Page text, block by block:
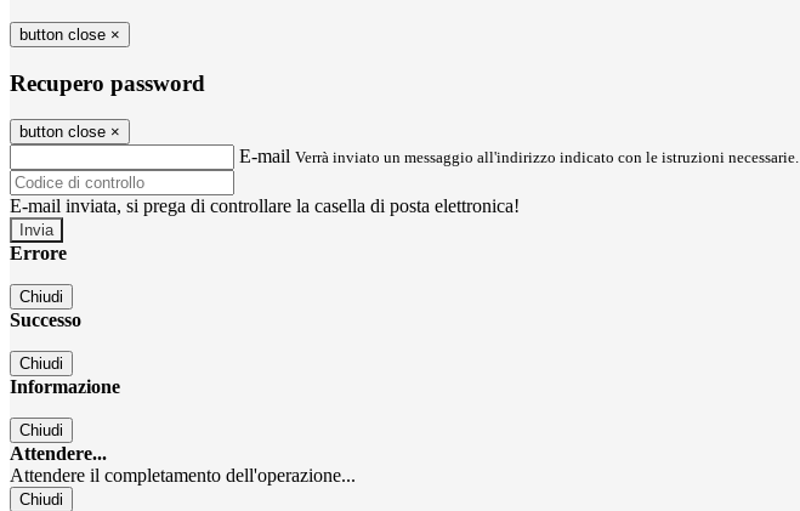
button close ×
Recupero password
button close ×
E-mail Verrà inviato un messaggio all'indirizzo indicato con le istruzioni necessarie.
E-mail inviata, si prega di controllare la casella di posta elettronica!
Errore
Chiudi
Successo
Chiudi
Informazione
Chiudi
Attendere...
Attendere il completamento dell'operazione...
Chiudi